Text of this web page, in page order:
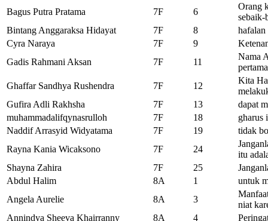
Bagus Putra Pratama
7F 6
Orang
Bintang Anggaraksa Hidayat
7F 8
hafalan
Cyra Naraya
7F 9
Gadis Rahmani Aksan
7F 11
Nama
Ghaffar Sandhya Rushendra
7F 12
Kita
Gufira Adli Rakhsha
7F 13
dapat
muhammadalifqynasrulloh
7F 18
gharus
Naddif Arrasyid Widyatama
7F 19
tidak
Rayna Kania Wicaksono
7F 24
itu
Shayna Zahira
7F 25
Abdul Halim
8A 1
untuk
Angela Aurelie
8A 3
niat
Annindya Sheeva Khairranny
8A 4